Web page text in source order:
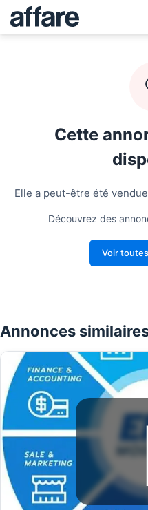
Cette
Elle a peut-être été
Découvrez des
Voir
Annonces